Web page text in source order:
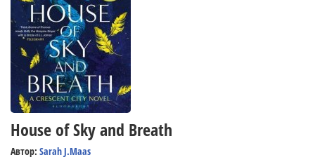
House of Sky and Breath
Автор: Sarah J.Maas